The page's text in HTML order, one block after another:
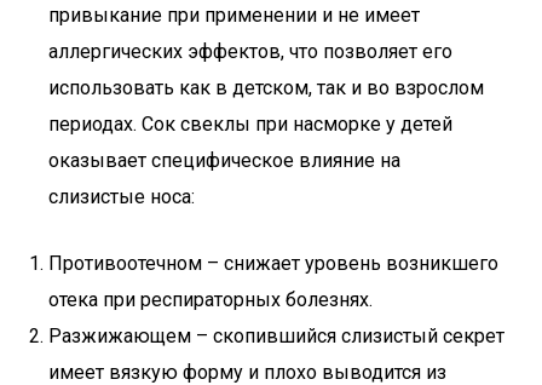
привыкание при применении и не имеет
аллергических эффектов, что позволяет его
использовать как в детском, так и во взрослом
периодах. Сок свеклы при насморке у детей
оказывает специфическое влияние на
слизистые носа:
Противоотечном – снижает уровень возникшего
отека при респираторных болезнях.
Разжижающем – скопившийся слизистый секрет
имеет вязкую форму и плохо выводится из